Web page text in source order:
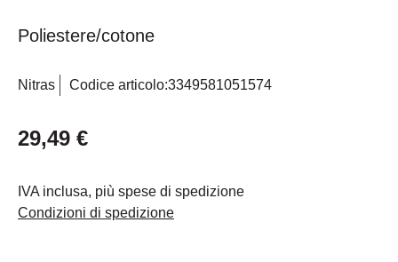
Poliestere/cotone
Nitras Codice articolo:3349581051574
29,49 €
IVA inclusa, più spese di spedizione
Condizioni di spedizione